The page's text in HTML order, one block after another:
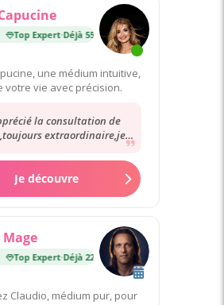
Top Expert·Déjà 55 000 consultations
une médium intuitive,
votre vie avec précision.
la consultation de
extraordinaire,je
appelle à voud car en ce
moment...
Je découvre
Top Expert·Déjà 22 000 consultations
Claudio, médium pur, pour